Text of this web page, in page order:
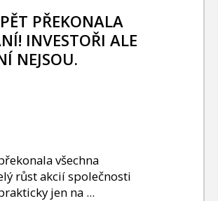
INVESTIČNÍ STRATEGIE
FOND SLAVIC CAPITAL
PODÍLOVÉ FONDY
PŘEKONALA
INVESTOŘI ALE
NEJSOU.
všechna
růst akcií společnosti
jen na ...